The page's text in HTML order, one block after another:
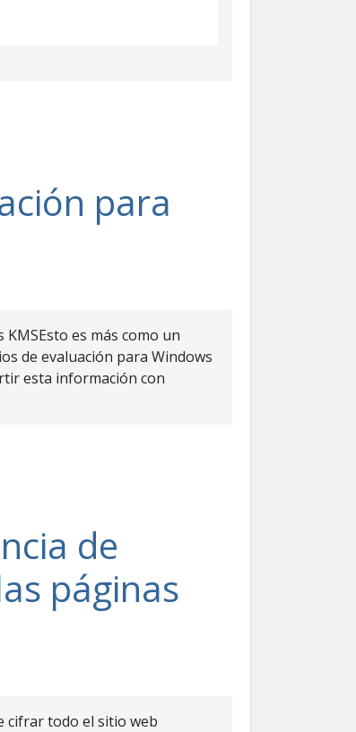
para
es más como un
de evaluación para Windows
esta información con
de
páginas
cifrar todo el sitio web